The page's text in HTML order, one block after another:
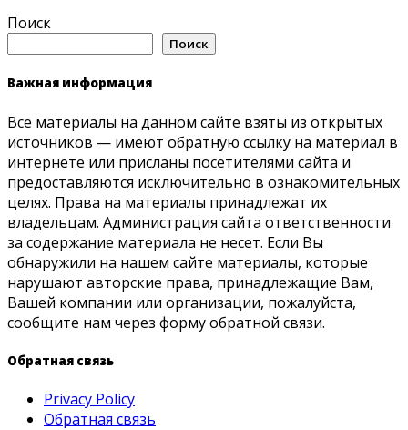
Поиск
Поиск
Важная информация
Все материалы на данном сайте взяты из открытых
источников — имеют обратную ссылку на материал в
интернете или присланы посетителями сайта и
предоставляются исключительно в ознакомительных
целях. Права на материалы принадлежат их
владельцам. Администрация сайта ответственности
за содержание материала не несет. Если Вы
обнаружили на нашем сайте материалы, которые
нарушают авторские права, принадлежащие Вам,
Вашей компании или организации, пожалуйста,
сообщите нам через форму обратной связи.
Обратная связь
Privacy Policy
Обратная связь